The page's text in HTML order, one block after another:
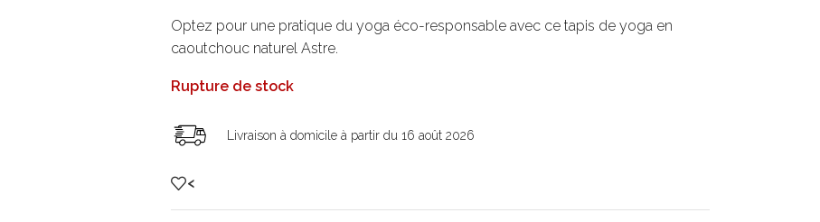
Optez pour une pratique du yoga éco-responsable avec ce tapis de yoga en
caoutchouc naturel Astre.
Rupture de stock
Livraison à domicile à partir du 16 août 2026
<